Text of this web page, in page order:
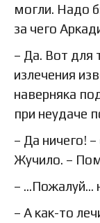
могли. Надо
за чего
– Да. Вот для
излечения
наверняка
при неудаче
– Да ничего!
Жучило. –
– …Пожалуй…
– А как-то